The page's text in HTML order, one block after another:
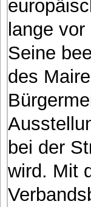
lange
Seine
des
bei der
wird. Mit